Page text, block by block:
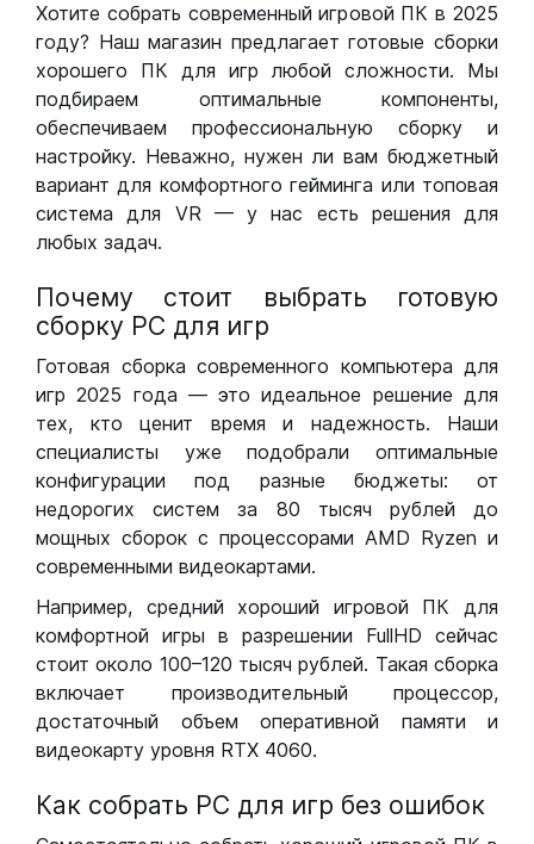
Хотите собрать современный игровой ПК в 2025
году? Наш магазин предлагает готовые сборки
хорошего ПК для игр любой сложности. Мы
подбираем оптимальные компоненты,
обеспечиваем профессиональную сборку и
настройку. Неважно, нужен ли вам бюджетный
вариант для комфортного гейминга или топовая
система для VR — у нас есть решения для
любых задач.
Почему стоит выбрать готовую
сборку РС для игр
Готовая сборка современного компьютера для
игр 2025 года — это идеальное решение для
тех, кто ценит время и надежность. Наши
специалисты уже подобрали оптимальные
конфигурации под разные бюджеты: от
недорогих систем за 80 тысяч рублей до
мощных сборок с процессорами AMD Ryzen и
современными видеокартами.
Например, средний хороший игровой ПК для
комфортной игры в разрешении FullHD сейчас
стоит около 100–120 тысяч рублей. Такая сборка
включает производительный процессор,
достаточный объем оперативной памяти и
видеокарту уровня RTX 4060.
Как собрать РС для игр без ошибок